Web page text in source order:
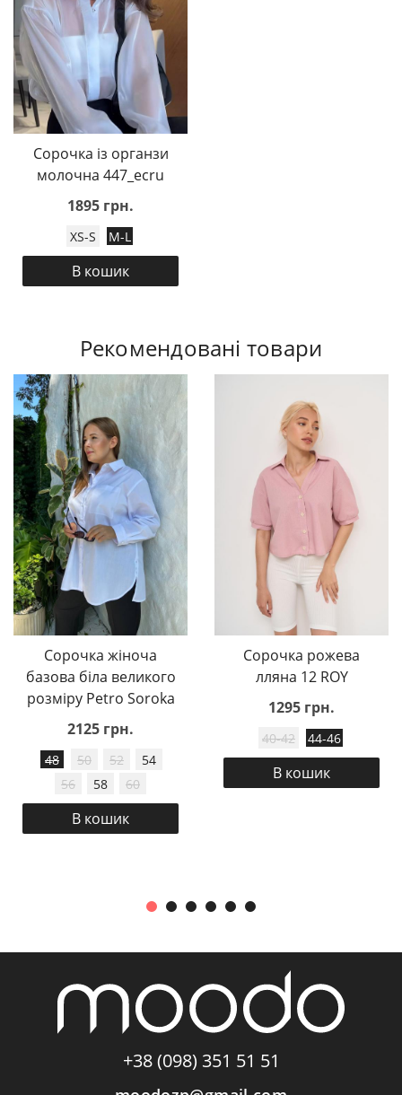
Сорочка із органзи
молочна 447_ecru
1895 грн.
XS-S M-L
В кошик
Рекомендовані товари
Сорочка жіноча
базова біла великого
розміру Petro Soroka
2125 грн.
48 50 52
54
56
58 60
В кошик
Сорочка рожева
лляна 12 ROY
1295 грн.
40-42 44-46
В кошик
+38 (098) 351 51 51